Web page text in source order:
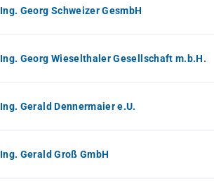
Ing. Georg Schweizer GesmbH
Ing. Georg Wieselthaler Gesellschaft m.b.H.
Ing. Gerald Dennermaier e.U.
Ing. Gerald Groß GmbH